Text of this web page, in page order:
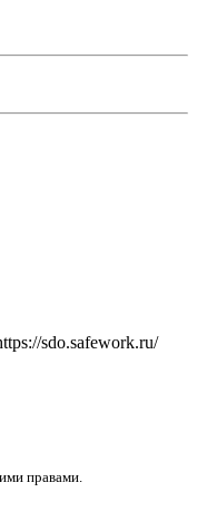
sdo.safework.ru/
правами.